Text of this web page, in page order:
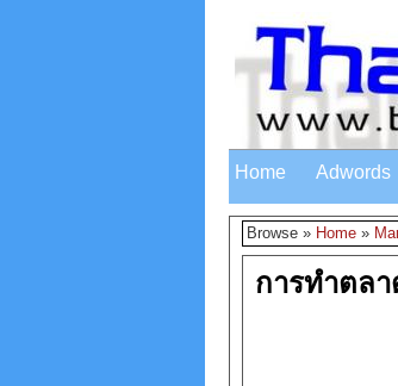
Home Adwords
Browse » Home »
การทำตล